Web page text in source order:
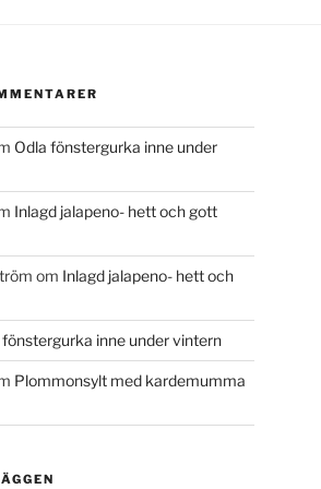
Odla fönstergurka inne under
Inlagd jalapeno- hett och gott
om Inlagd jalapeno- hett och
fönstergurka inne under vintern
Plommonsylt med kardemumma